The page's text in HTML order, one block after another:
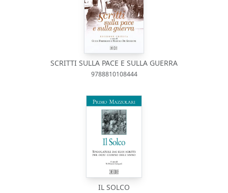
SCRITTI SULLA PACE E SULLA GUERRA
9788810108444
IL SOLCO